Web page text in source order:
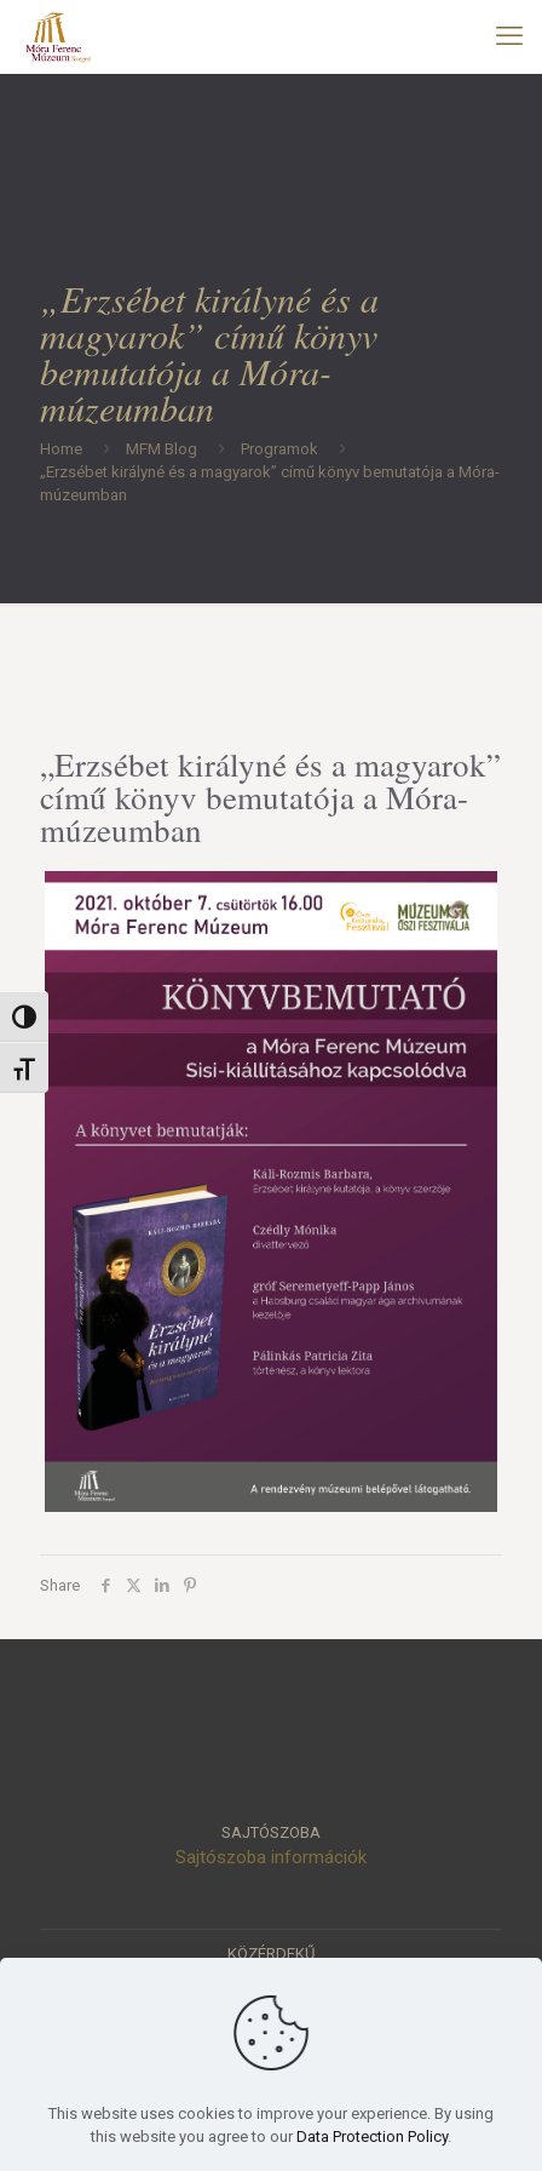
Nagy kontraszt váltása
Betűméret váltása
„Erzsébet királyné és a
magyarok” című könyv
bemutatója a Móra-
múzeumban
Home MFM Blog
Programok
„Erzsébet királyné és a magyarok” című könyv bemutatója a Móra-
múzeumban
„Erzsébet királyné és a magyarok”
című könyv bemutatója a Móra-
múzeumban
Share
SAJTÓSZOBA
Sajtószoba információk
KÖZÉRDEKŰ
Értéktár
Pályázatok
Tudományos beszámoló, küldetésnyilatkozat
This website uses cookies to improve your experience. By using
this website you agree to our Data Protection Policy.